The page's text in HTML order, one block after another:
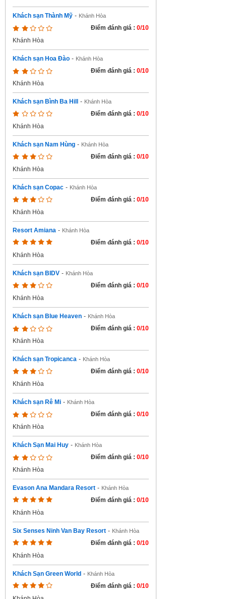
Khách sạn Thành Mỹ - Khánh Hòa
Điểm đánh giá : 0/10
Khánh Hòa
Khách sạn Hoa Đào - Khánh Hòa
Điểm đánh giá : 0/10
Khánh Hòa
Khách sạn Bình Ba Hill - Khánh Hòa
Điểm đánh giá : 0/10
Khánh Hòa
Khách sạn Nam Hùng - Khánh Hòa
Điểm đánh giá : 0/10
Khánh Hòa
Khách sạn Copac - Khánh Hòa
Điểm đánh giá : 0/10
Khánh Hòa
Resort Amiana - Khánh Hòa
Điểm đánh giá : 0/10
Khánh Hòa
Khách sạn BIDV - Khánh Hòa
Điểm đánh giá : 0/10
Khánh Hòa
Khách sạn Blue Heaven - Khánh Hòa
Điểm đánh giá : 0/10
Khánh Hòa
Khách sạn Tropicanca - Khánh Hòa
Điểm đánh giá : 0/10
Khánh Hòa
Khách sạn Rê Mi - Khánh Hòa
Điểm đánh giá : 0/10
Khánh Hòa
Khách Sạn Mai Huy - Khánh Hòa
Điểm đánh giá : 0/10
Khánh Hòa
Evason Ana Mandara Resort - Khánh Hòa
Điểm đánh giá : 0/10
Khánh Hòa
Six Senses Ninh Van Bay Resort - Khánh Hòa
Điểm đánh giá : 0/10
Khánh Hòa
Khách Sạn Green World - Khánh Hòa
Điểm đánh giá : 0/10